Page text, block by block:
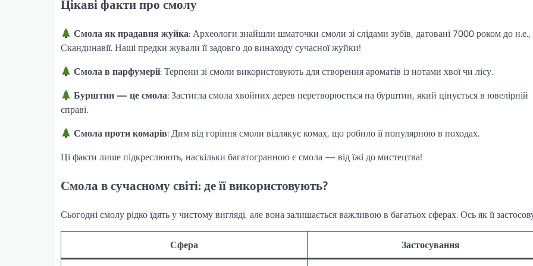
Цікаві факти про смолу
Смола як прадавня жуйка: Археологи знайшли шматочки смоли зі слідами зубів, датовані 7000 роком до
Скандинавії. Наші предки жували її задовго до винаходу сучасної жуйки!
Смола в парфумерії: Терпени зі смоли використовують для створення ароматів із нотами хвої чи лісу.
Бурштин — це смола: Застигла смола хвойних дерев перетворюється на бурштин, який цінується в ювелірній
справі.
Смола проти комарів: Дим від горіння смоли відлякує комах, що робило її популярною в походах.
Ці факти лише підкреслюють, наскільки багатогранною є смола — від їжі до мистецтва!
Смола в сучасному світі: де її використовують?
Сьогодні смолу рідко їдять у чистому вигляді, але вона залишається важливою в багатьох сферах. Ось як її
Сфера
Застосування